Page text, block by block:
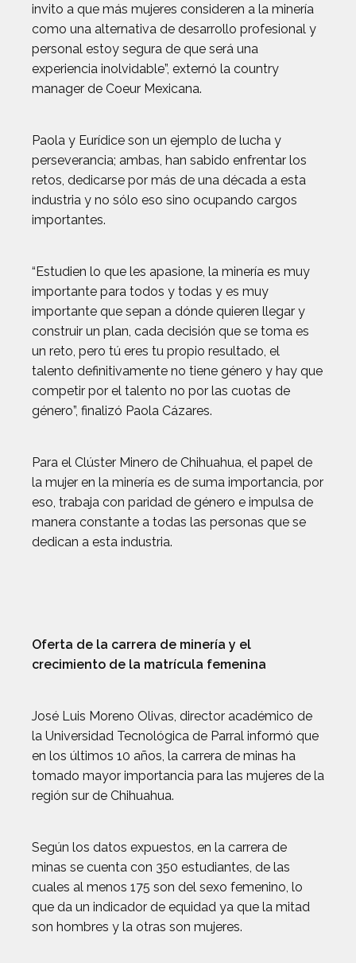
invito a que más mujeres consideren a la minería
como una alternativa de desarrollo profesional y
personal estoy segura de que será una
experiencia inolvidable”, externó la country
manager de Coeur Mexicana.
Paola y Eurídice son un ejemplo de lucha y
perseverancia; ambas, han sabido enfrentar los
retos, dedicarse por más de una década a esta
industria y no sólo eso sino ocupando cargos
importantes.
“Estudien lo que les apasione, la minería es muy
importante para todos y todas y es muy
importante que sepan a dónde quieren llegar y
construir un plan, cada decisión que se toma es
un reto, pero tú eres tu propio resultado, el
talento definitivamente no tiene género y hay que
competir por el talento no por las cuotas de
género”, finalizó Paola Cázares.
Para el Clúster Minero de Chihuahua, el papel de
la mujer en la minería es de suma importancia, por
eso, trabaja con paridad de género e impulsa de
manera constante a todas las personas que se
dedican a esta industria.
Oferta de la carrera de minería y el
crecimiento de la matrícula femenina
José Luis Moreno Olivas, director académico de
la Universidad Tecnológica de Parral informó que
en los últimos 10 años, la carrera de minas ha
tomado mayor importancia para las mujeres de la
región sur de Chihuahua.
Según los datos expuestos, en la carrera de
minas se cuenta con 350 estudiantes, de las
cuales al menos 175 son del sexo femenino, lo
que da un indicador de equidad ya que la mitad
son hombres y la otras son mujeres.